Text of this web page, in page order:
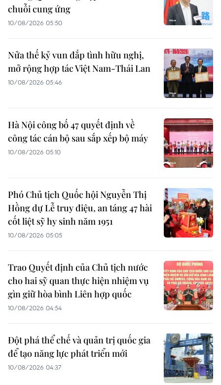
chuỗi cung ứng
10/08/2026 05:50
Nửa thế kỷ vun đắp tình hữu nghị,
mở rộng hợp tác Việt Nam-Thái Lan
10/08/2026 05:46
Hà Nội công bố 47 quyết định về
công tác cán bộ sau sắp xếp bộ máy
10/08/2026 05:10
Phó Chủ tịch Quốc hội Nguyễn Thị
Hồng dự Lễ truy điệu, an táng 47 hài
cốt liệt sỹ hy sinh năm 1951
10/08/2026 05:05
Trao Quyết định của Chủ tịch nước
cho hai sỹ quan thực hiện nhiệm vụ
gìn giữ hòa bình Liên hợp quốc
10/08/2026 04:54
Đột phá thể chế và quản trị quốc gia
để tạo năng lực phát triển mới
10/08/2026 04:37